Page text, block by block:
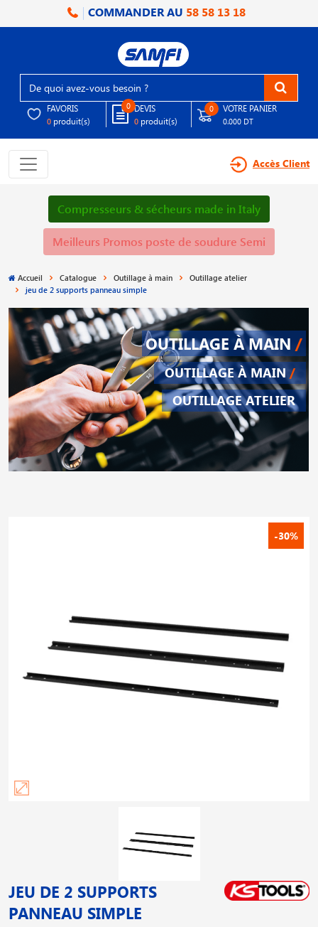
COMMANDER AU 58 58 13 18
FAVORIS
0 produit(s)
0 DEVIS
0 produit(s)
0 VOTRE PANIER
0.000 DT
Accès Client
Compresseurs & sécheurs made in Italy
Meilleurs Promos poste de soudure Semi
Accueil Catalogue Outillage à main
Outillage atelier
jeu de 2 supports panneau simple
OUTILLAGE À MAIN /
OUTILLAGE À MAIN /
OUTILLAGE ATELIER
-30%
JEU DE 2 SUPPORTS
PANNEAU SIMPLE